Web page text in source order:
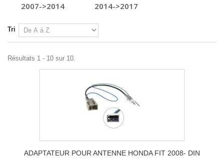
2007->2014
2014->2017
Tri
Résultats 1 - 10 sur 10.
ADAPTATEUR POUR ANTENNE HONDA FIT 2008- DIN